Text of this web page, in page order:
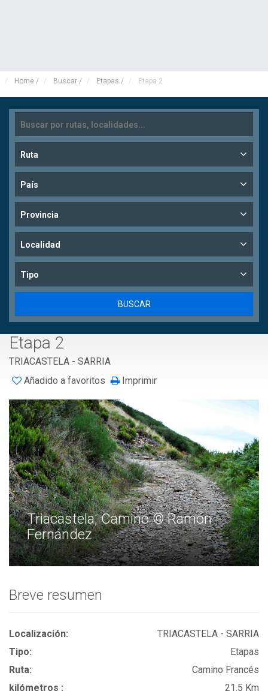
Home / Buscar / Etapas / Etapa 2
Ruta
País
Provincia
Localidad
Tipo
Etapa 2
TRIACASTELA - SARRIA
Añadido a favoritos
Imprimir
Triacastela, Camino © Ramón
Fernández
Breve resumen
Localización:
TRIACASTELA - SARRIA
Tipo:
Etapas
Ruta:
Camino Francés
kilómetros :
21.5 Km